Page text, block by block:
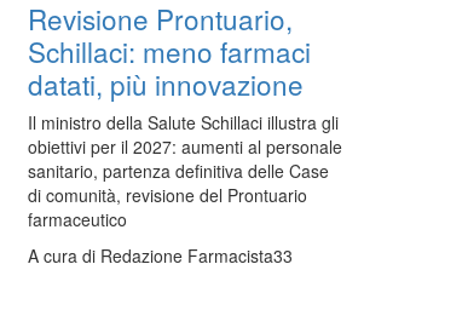
Revisione Prontuario,
Schillaci: meno farmaci
datati, più innovazione
Il ministro della Salute Schillaci illustra gli
obiettivi per il 2027: aumenti al personale
sanitario, partenza definitiva delle Case
di comunità, revisione del Prontuario
farmaceutico
A cura di Redazione Farmacista33